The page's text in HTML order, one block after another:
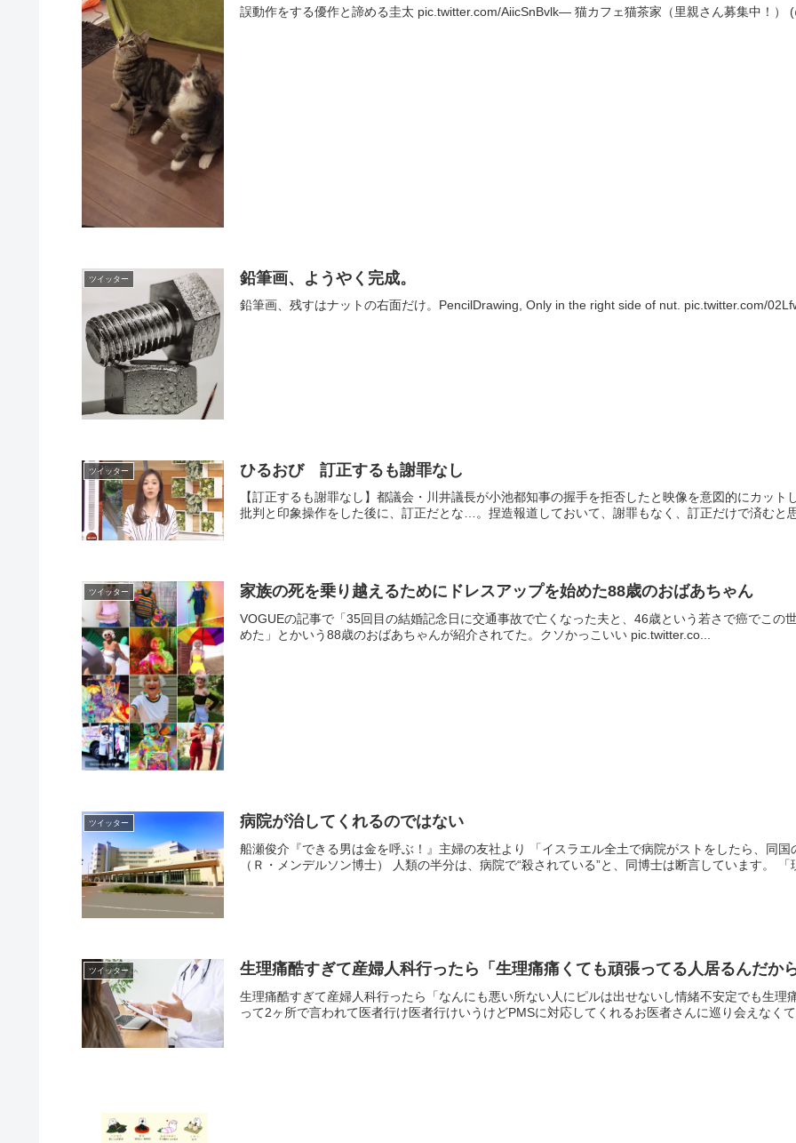
誤動作をする優作と諦める圭太 pic.twitter.com/AiicSnBvlk— 猫カフェ猫茶家（里親さん募集中！）
ツイッター 鉛筆画、ようやく完成。
鉛筆画、残すはナットの右面だけ。PencilDrawing, Only in the right side of nut. pic.twitter.com/
ツイッター ひるおび 訂正するも謝罪なし
【訂正するも謝罪なし】都議会・川井議長が小池都知事の握手を拒否したと映像を意図的にカッ
批判と印象操作をした後に、訂正だとな…。捏造報道しておいて、謝罪もなく、訂正だけで済むと
ツイッター 家族の死を乗り越えるためにドレスアップを始めた88歳のおばあちゃん
VOGUEの記事で「35回目の結婚記念日に交通事故で亡くなった夫と、46歳という若さで癌でこの
めた」とかいう88歳のおばあちゃんが紹介されてた。クソかっこいい pic.twitter.co...
ツイッター 病院が治してくれるのではない
船瀬俊介『できる男は金を呼ぶ！』主婦の友社より 「イスラエル全土で病院がストをしたら、同
（Ｒ・メンデルソン博士） 人類の半分は、病院で“殺されている”と、同博士は断言しています。 「
ツイッター 生理痛酷すぎて産婦人科行ったら「生理痛痛くても頑張ってる人居るんだか
生理痛酷すぎて産婦人科行ったら「なんにも悪い所ない人にピルは出せないし情緒不安定でも生
って2ヶ所で言われて医者行け医者行けいうけどPMSに対応してくれるお医者さんに巡り会えなく